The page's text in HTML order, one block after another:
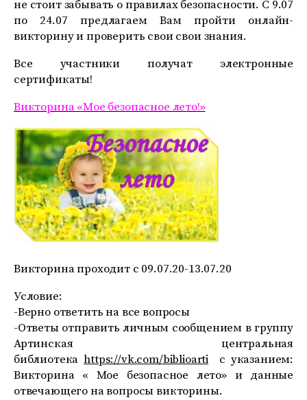
не стоит забывать о правилах безопасности. C 9.07
по 24.07 предлагаем Вам пройти онлайн-
викторину и проверить свои свои знания.
Все участники получат электронные
сертификаты!
Викторина «Мое безопасное лето!»
Викторина проходит с 09.07.20-13.07.20
Условие:
-Верно ответить на все вопросы
-Ответы отправить личным сообщением в группу
Артинская центральная
библиотекаhttps://vk.com/biblioarti с указанием:
Викторина « Мое безопасное лето» и данные
отвечающего на вопросы викторины.